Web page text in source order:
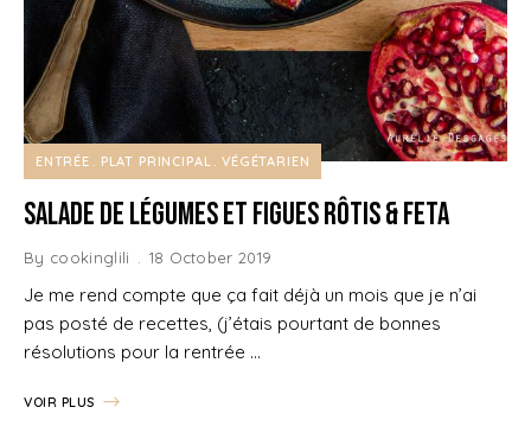
ENTRÉE PLAT PRINCIPAL VÉGÉTARIEN
Salade de légumes et figues rôtis & feta
By cookinglili 18 October 2019
Je me rend compte que ça fait déjà un mois que je n’ai
pas posté de recettes, (j’étais pourtant de bonnes
résolutions pour la rentrée …
VOIR PLUS